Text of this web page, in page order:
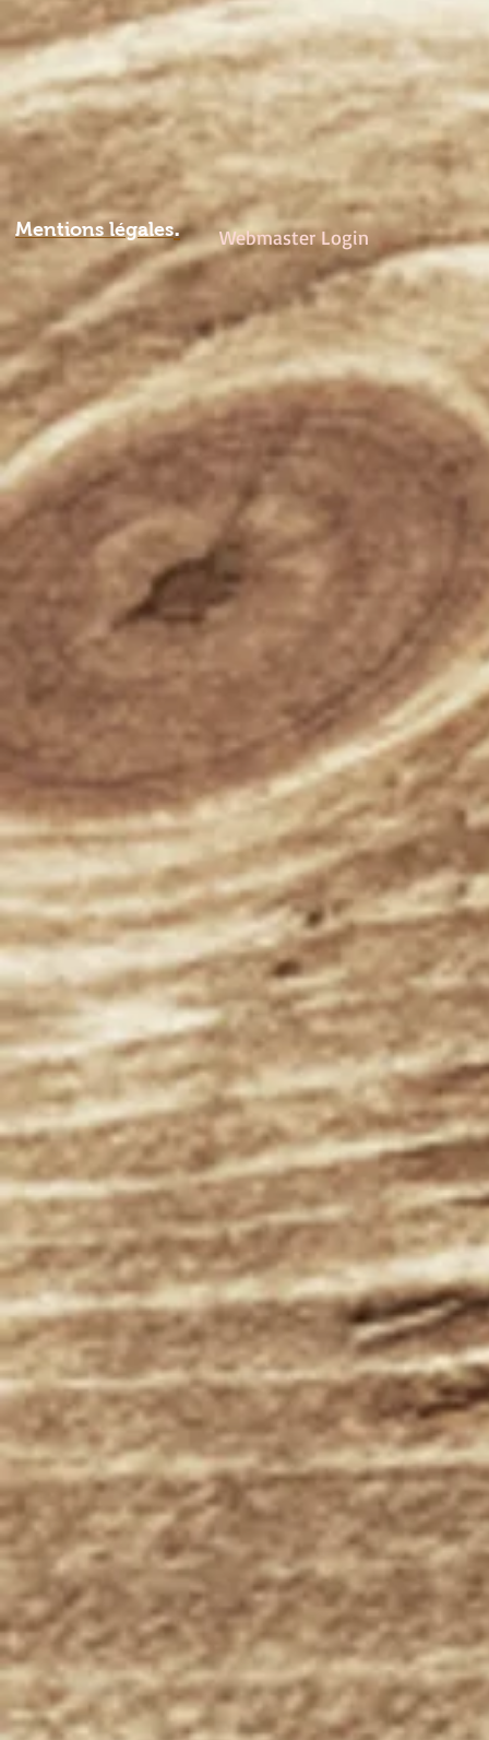
Mentions légales. Webmaster Login